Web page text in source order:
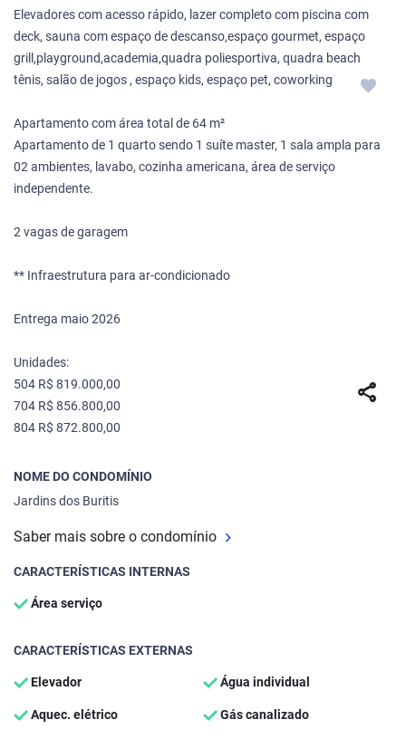
share
Elevadores com acesso rápido, lazer completo com piscina com
deck, sauna com espaço de descanso,espaço gourmet, espaço
grill,playground,academia,quadra poliesportiva, quadra beach
tênis, salão de jogos , espaço kids, espaço pet, coworking
Apartamento com área total de 64 m²
Apartamento de 1 quarto sendo 1 suíte master, 1 sala ampla para
02 ambientes, lavabo, cozinha americana, área de serviço
independente.
2 vagas de garagem
** Infraestrutura para ar-condicionado
Entrega maio 2026
Unidades:
504 R$ 819.000,00
704 R$ 856.800,00
804 R$ 872.800,00
NOME DO CONDOMÍNIO
Jardins dos Buritis
Saber mais sobre o condomínio
CARACTERÍSTICAS INTERNAS
Área serviço
CARACTERÍSTICAS EXTERNAS
Elevador Água individual
Aquec. elétrico Gás canalizado